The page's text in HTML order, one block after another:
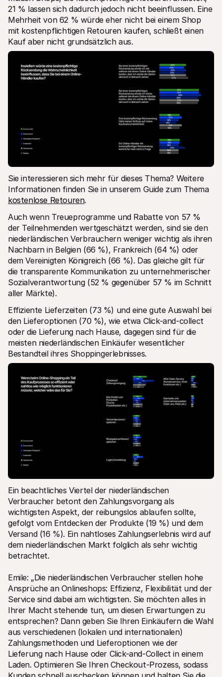
21 % lassen sich dadurch jedoch nicht beeinflussen. Eine
Mehrheit von 62 % würde eher nicht bei einem Shop
mit kostenpflichtigen Retouren kaufen, schließt einen
Kauf aber nicht grundsätzlich aus.
Sie interessieren sich mehr für dieses Thema? Weitere
Informationen finden Sie in unserem Guide zum Thema
kostenlose Retouren.
Auch wenn Treueprogramme und Rabatte von 57 %
der Teilnehmenden wertgeschätzt werden, sind sie den
niederländischen Verbrauchern weniger wichtig als ihren
Nachbarn in Belgien (66 %), Frankreich (64 %) oder
dem Vereinigten Königreich (66 %). Das gleiche gilt für
die transparente Kommunikation zu unternehmerischer
Sozialverantwortung (52 % gegenüber 57 % im Schnitt
aller Märkte).
Effiziente Lieferzeiten (73 %) und eine gute Auswahl bei
den Lieferoptionen (70 %), wie etwa Click-and-collect
oder die Lieferung nach Hause, dagegen sind für die
meisten niederländischen Einkäufer wesentlicher
Bestandteil ihres Shoppingerlebnisses.
Ein beachtliches Viertel der niederländischen
Verbraucher betont den Zahlungsvorgang als
wichtigsten Aspekt, der reibungslos ablaufen sollte,
gefolgt vom Entdecken der Produkte (19 %) und dem
Versand (16 %). Ein nahtloses Zahlungserlebnis wird auf
dem niederländischen Markt folglich als sehr wichtig
betrachtet.
Emile: „Die niederländischen Verbraucher stellen hohe
Ansprüche an Onlineshops: Effizienz, Flexibilität und der
Service sind dabei am wichtigsten. Sie möchten alles in
Ihrer Macht stehende tun, um diesen Erwartungen zu
entsprechen? Dann geben Sie Ihren Einkäufern die Wahl
aus verschiedenen (lokalen und internationalen)
Zahlungsmethoden und Lieferoptionen wie der
Lieferung nach Hause oder Click-and-Collect in einem
Laden. Optimieren Sie Ihren Checkout-Prozess, sodass